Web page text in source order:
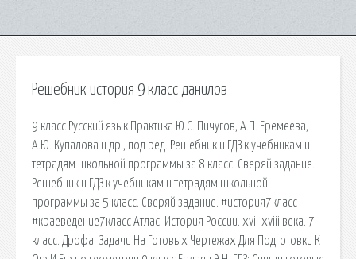
Решебник история 9 класс данилов
9 класс Русский язык Практика Ю.С. Пичугов, А.П. Еремеева,
А.Ю. Купалова и др., под ред. Решебник и ГДЗ к учебникам и
тетрадям школьной программы за 8 класс. Сверяй задание.
Решебник и ГДЗ к учебникам и тетрадям школьной
программы за 5 класс. Сверяй задание. #история7класс
#краеведение7класс Атлас. История России. xvii-xviii века. 7
класс. Дрофа. Задачи На Готовых Чертежах Для Подготовки К